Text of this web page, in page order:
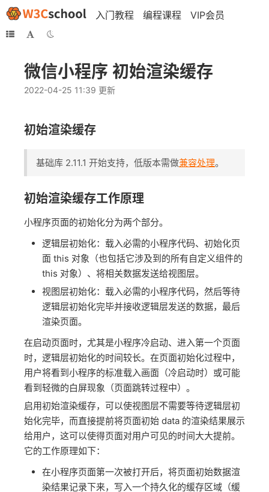
入门教程 编程课程 VIP会员
微信小程序 初始渲染缓存
2022-04-25 11:39 更新
初始渲染缓存
基础库 2.11.1 开始支持，低版本需做兼容处理。
初始渲染缓存工作原理
小程序页面的初始化分为两个部分。
逻辑层初始化：载入必需的小程序代码、初始化页
面 this 对象（也包括它涉及到的所有自定义组件的
this 对象）、将相关数据发送给视图层。
视图层初始化：载入必需的小程序代码，然后等待
逻辑层初始化完毕并接收逻辑层发送的数据，最后
渲染页面。
在启动页面时，尤其是小程序冷启动、进入第一个页面
时，逻辑层初始化的时间较长。在页面初始化过程中，
用户将看到小程序的标准载入画面（冷启动时）或可能
看到轻微的白屏现象（页面跳转过程中）。
启用初始渲染缓存，可以使视图层不需要等待逻辑层初
始化完毕，而直接提前将页面初始 data 的渲染结果展示
给用户，这可以使得页面对用户可见的时间大大提前。
它的工作原理如下：
在小程序页面第一次被打开后，将页面初始数据渲
染结果记录下来，写入一个持久化的缓存区域（缓